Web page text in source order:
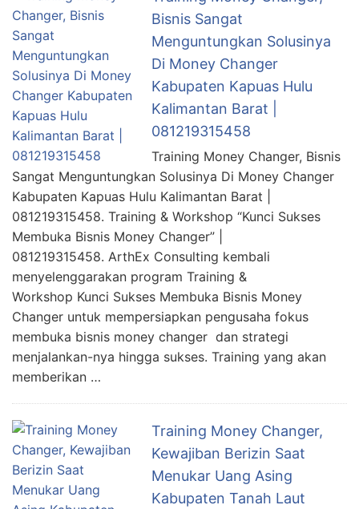
Bisnis Sangat
Menguntungkan Solusinya
Di Money Changer
Kabupaten Kapuas Hulu
Kalimantan Barat |
081219315458
Training Money Changer, Bisnis
Sangat Menguntungkan Solusinya Di Money Changer
Kabupaten Kapuas Hulu Kalimantan Barat |
081219315458. Training & Workshop “Kunci Sukses
Membuka Bisnis Money Changer” |
081219315458. ArthEx Consulting kembali
menyelenggarakan program Training &
Workshop Kunci Sukses Membuka Bisnis Money
Changer untuk mempersiapkan pengusaha fokus
membuka bisnis money changer dan strategi
menjalankan-nya hingga sukses. Training yang akan
memberikan …
Training Money Changer,
Kewajiban Berizin Saat
Menukar Uang Asing
Kabupaten Tanah Laut